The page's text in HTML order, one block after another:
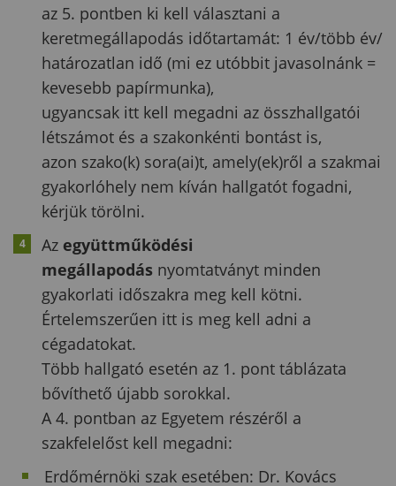
az 5. pontben ki kell választani a
keretmegállapodás időtartamát: 1 év/több év/
határozatlan idő (mi ez utóbbit javasolnánk =
kevesebb papírmunka),
ugyancsak itt kell megadni az összhallgatói
létszámot és a szakonkénti bontást is,
azon szako(k) sora(ai)t, amely(ek)ről a szakmai
gyakorlóhely nem kíván hallgatót fogadni,
kérjük törölni.
Az együttműködési
megállapodás nyomtatványt minden
gyakorlati időszakra meg kell kötni.
Értelemszerűen itt is meg kell adni a
cégadatokat.
Több hallgató esetén az 1. pont táblázata
bővíthető újabb sorokkal.
A 4. pontban az Egyetem részéről a
szakfelelőst kell megadni:
Erdőmérnöki szak esetében: Dr. Kovács